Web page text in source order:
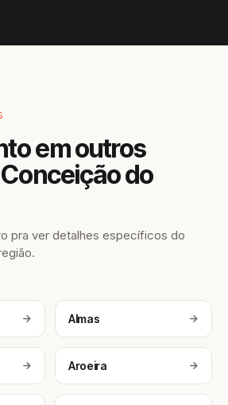
em outros
do
pra ver detalhes específicos do
Almas
Aroeira